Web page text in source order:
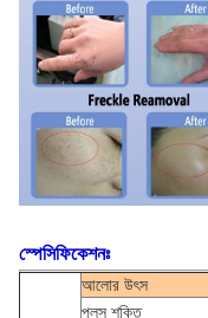
স্পেসিফিকেশনঃ
আলোর উৎস
পলস শক্তি